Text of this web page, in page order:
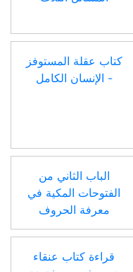
كتاب عقلة المستوفز
- الإنسان الكامل
الباب الثاني من
الفتوحات المكية في
معرفة الحروف
قراءة كتاب عنقاء